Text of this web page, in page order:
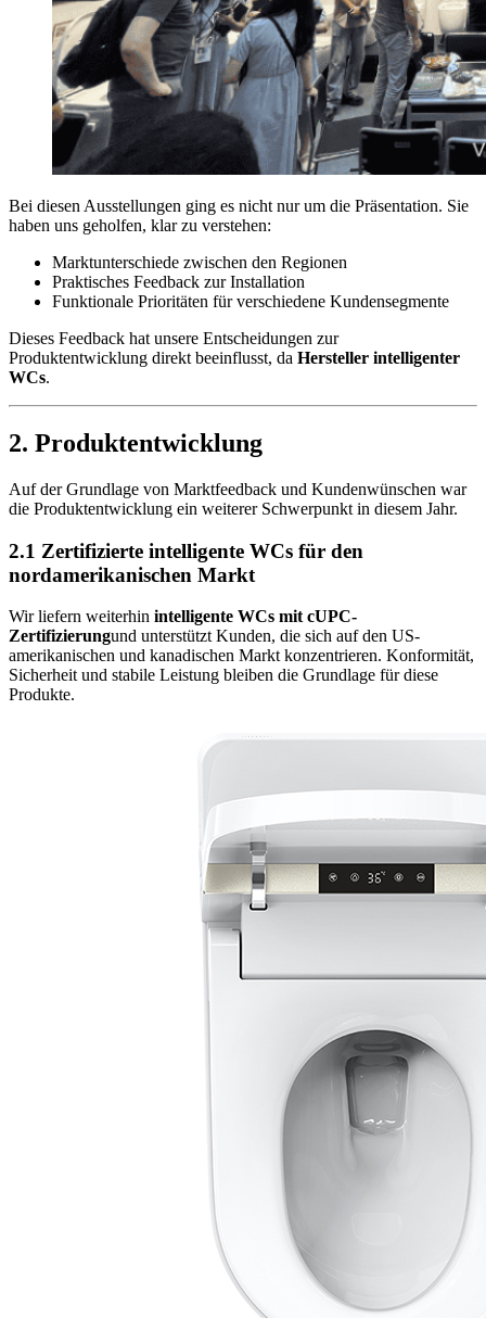
Bei diesen Ausstellungen ging es nicht nur um die Präsentation. Sie
haben uns geholfen, klar zu verstehen:
Marktunterschiede zwischen den Regionen
Praktisches Feedback zur Installation
Funktionale Prioritäten für verschiedene Kundensegmente
Dieses Feedback hat unsere Entscheidungen zur
Produktentwicklung direkt beeinflusst, da Hersteller intelligenter
WCs.
2. Produktentwicklung
Auf der Grundlage von Marktfeedback und Kundenwünschen war
die Produktentwicklung ein weiterer Schwerpunkt in diesem Jahr.
2.1 Zertifizierte intelligente WCs für den
nordamerikanischen Markt
Wir liefern weiterhin intelligente WCs mit cUPC-
Zertifizierungund unterstützt Kunden, die sich auf den US-
amerikanischen und kanadischen Markt konzentrieren. Konformität,
Sicherheit und stabile Leistung bleiben die Grundlage für diese
Produkte.